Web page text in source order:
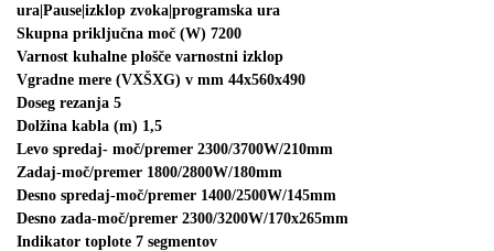
ura|Pause|izklop zvoka|programska ura
Skupna priključna moč (W) 7200
Varnost kuhalne plošče varnostni izklop
Vgradne mere (VXŠXG) v mm 44x560x490
Doseg rezanja 5
Dolžina kabla (m) 1,5
Levo spredaj- moč/premer 2300/3700W/210mm
Zadaj-moč/premer 1800/2800W/180mm
Desno spredaj-moč/premer 1400/2500W/145mm
Desno zada-moč/premer 2300/3200W/170x265mm
Indikator toplote 7 segmentov